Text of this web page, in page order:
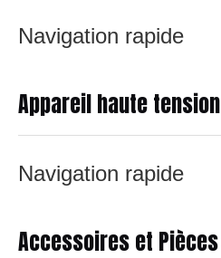
Navigation rapide
Appareil haute tension
Navigation rapide
Accessoires et Pièces